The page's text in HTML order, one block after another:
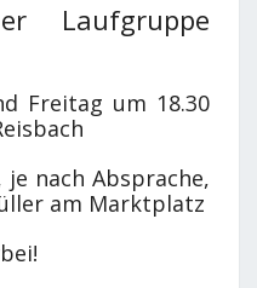
Laufgruppe
Freitag um 18.30
nach Absprache,
am Marktplatz